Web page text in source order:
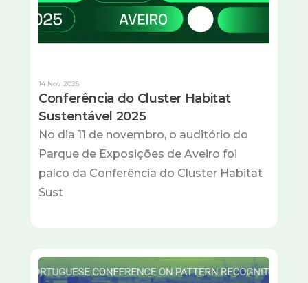
14 Nov 2025
Conferência do Cluster Habitat
Sustentável 2025
No dia 11 de novembro, o auditório do
Parque de Exposições de Aveiro foi
palco da Conferência do Cluster Habitat
Sust
Imagem